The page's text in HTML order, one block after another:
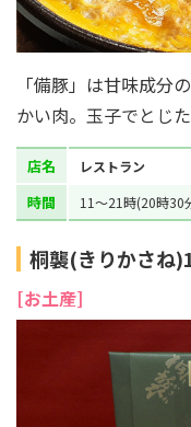
「備豚」は甘味成分
かい肉。玉子でとじ
店名 レストラン
時間 11～21時(20時30
桐襲(きりかさね
[お土産]